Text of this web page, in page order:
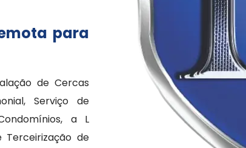
para
de Cercas
Serviço de
a L
de